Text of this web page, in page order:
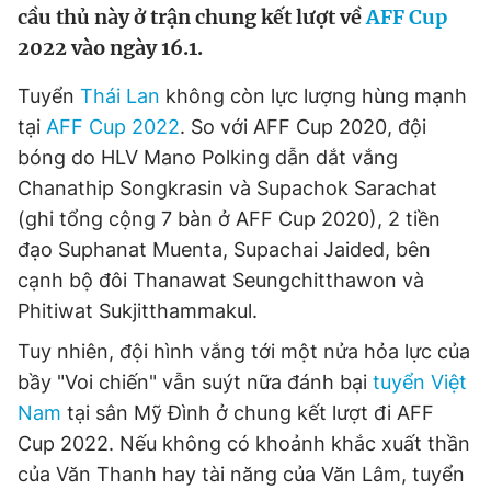
Sản phẩm khác
Thông tin tòa soạn Liên hệ quảng cáo
Đọc Thanh Niên trên điện thoại
Theo dõi báo trên
cầu thủ này ở trận chung kết lượt vềAFF Cup
2022 vào ngày 16.1.
Tuyển Thái Lan không còn lực lượng hùng mạnh
tại AFF Cup 2022. So với AFF Cup 2020, đội
bóng do HLV Mano Polking dẫn dắt vắng
Chanathip Songkrasin và Supachok Sarachat
(ghi tổng cộng 7 bàn ở AFF Cup 2020), 2 tiền
đạo Suphanat Muenta, Supachai Jaided, bên
cạnh bộ đôi Thanawat Seungchitthawon và
Phitiwat Sukjitthammakul.
Tuy nhiên, đội hình vắng tới một nửa hỏa lực của
bầy "Voi chiến" vẫn suýt nữa đánh bại tuyển Việt
Nam tại sân Mỹ Đình ở chung kết lượt đi AFF
Cup 2022. Nếu không có khoảnh khắc xuất thần
của Văn Thanh hay tài năng của Văn Lâm, tuyển